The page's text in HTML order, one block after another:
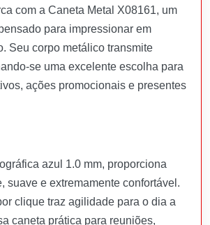
com a Caneta Metal X08161, um
para impressionar em
Seu corpo metálico transmite
se uma excelente escolha para
ações promocionais e presentes
azul 1.0 mm, proporciona
suave e extremamente confortável.
clique traz agilidade para o dia a
caneta prática para reuniões,